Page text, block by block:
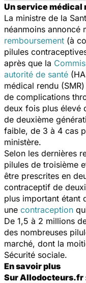
Un service médical
La ministre de la
néanmoins annoncé
remboursement (à
pilules
après que la
autorité de santé
médical rendu
de complications
deux fois plus élevé
de deuxième
faible, de 3 à 4 cas
ministère.
Selon les dernières
pilules de troisième
être prescrites en
contraceptif de
plus important étant
une contraception
De 1,5 à 2 millions
des nombreuses
marché, dont la
Sécurité sociale.
En savoir plus
Sur Allodocteurs.fr